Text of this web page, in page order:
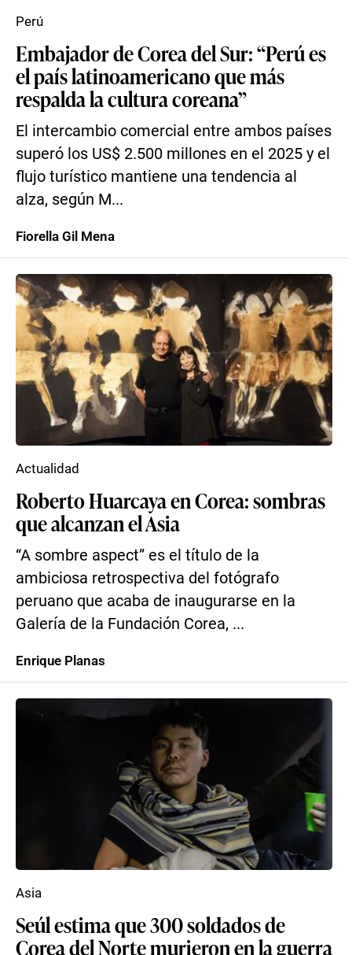
Embajador de Corea del Sur: “Perú es
el país latinoamericano que más
respalda la cultura coreana”
El intercambio comercial entre ambos países
superó los US$ 2.500 millones en el 2025 y el
flujo turístico mantiene una tendencia al
alza, según M...
Perú
Fiorella Gil Mena
Roberto Huarcaya en Corea: sombras
que alcanzan el Asia
“A sombre aspect” es el título de la
ambiciosa retrospectiva del fotógrafo
peruano que acaba de inaugurarse en la
Galería de la Fundación Corea, ...
Actualidad
Enrique Planas
Seúl estima que 300 soldados de
Corea del Norte murieron en la guerra
Asia